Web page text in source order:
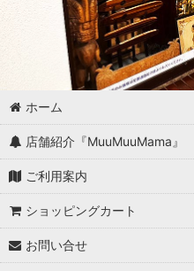
ホーム
店舗紹介『MuuMuuMama』
ご利用案内
ショッピングカート
お問い合せ